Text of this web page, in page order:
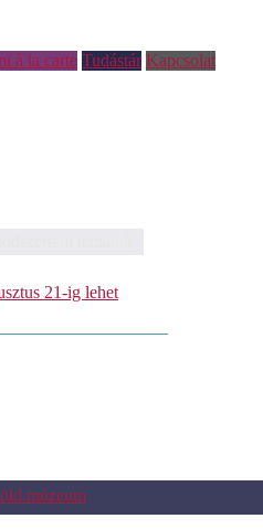
à la carte Tudástár Kapcsolat
21-ig lehet
múzeum